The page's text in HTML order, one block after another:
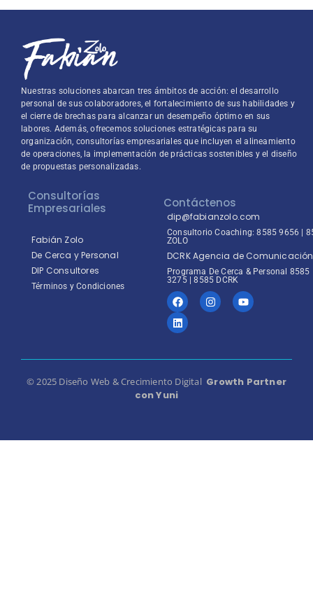
Nuestras soluciones abarcan tres ámbitos de acción: el desarrollo
personal de sus colaboradores, el fortalecimiento de sus habilidades y
el cierre de brechas para alcanzar un desempeño óptimo en sus
labores. Además, ofrecemos soluciones estratégicas para su
organización, consultorías empresariales que incluyen el alineamiento
de operaciones, la implementación de prácticas sostenibles y el diseño
de propuestas personalizadas.
Consultorías
Empresariales
Fabián Zolo
De Cerca y Personal
DIP Consultores
Términos y Condiciones
Contáctenos
dip@fabianzolo.com
Consultorio Coaching: 8585 9656 |
ZOLO
DCRK Agencia de Comunicación
Programa De Cerca & Personal 8585
3275 | 8585 DCRK
© 2025 Diseño Web & Crecimiento Digital Growth Partner
con Yuni